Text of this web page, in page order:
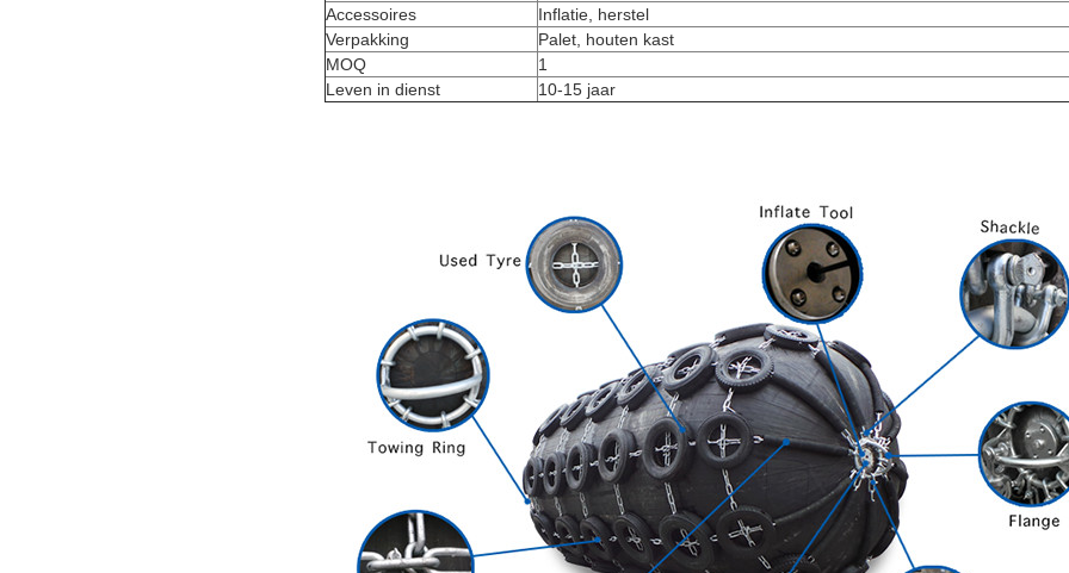
Accessoires
Inflatie, herstel
Verpakking
Palet, houten kast
MOQ
1
Leven in dienst
10-15 jaar